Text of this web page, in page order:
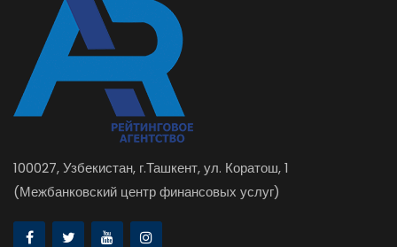
100027, Узбекистан, г.Ташкент, ул. Коратош, 1
(Межбанковский центр финансовых услуг)